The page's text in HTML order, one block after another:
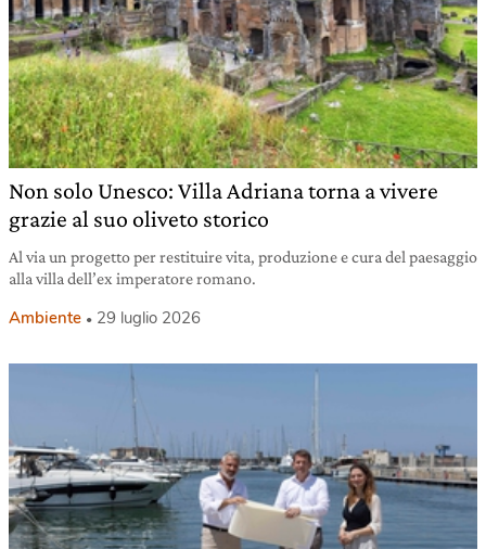
Non solo Unesco: Villa Adriana torna a vivere
grazie al suo oliveto storico
Al via un progetto per restituire vita, produzione e cura del paesaggio
alla villa dell’ex imperatore romano.
Ambiente 29 luglio 2026